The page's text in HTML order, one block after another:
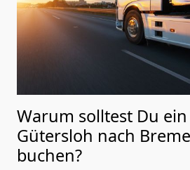
Warum solltest Du
Gütersloh nach
buchen?